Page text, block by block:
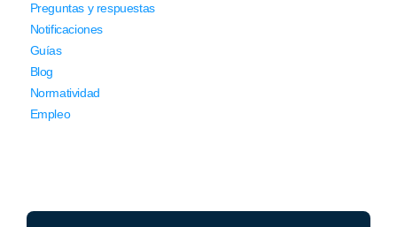
Preguntas y respuestas
Notificaciones
Guías
Blog
Normatividad
Empleo